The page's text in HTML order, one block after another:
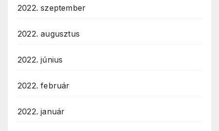
2022. szeptember
2022. augusztus
2022. június
2022. február
2022. január